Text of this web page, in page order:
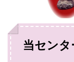
当セン